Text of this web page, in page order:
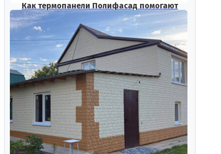
Как термопанели Полифасад помогают
экономить на отоплении?